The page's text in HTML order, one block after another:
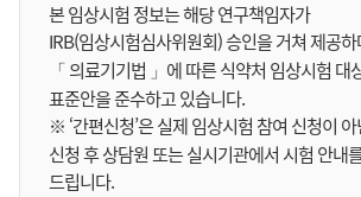
본 임상시험 정보는 해당 연구책임자가
IRB(임상시험심사위원회) 승인을 거쳐 제공
「 의료기기법 」에 따른 식약처 임상시험 대
표준안을 준수하고 있습니다.
※ ‘간편신청’은 실제 임상시험 참여 신청이 아
신청 후 상담원 또는 실시기관에서 시험 안내
드립니다.